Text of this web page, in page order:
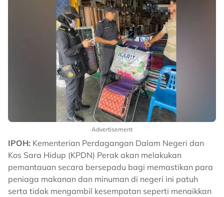
Advertisement
IPOH: Kementerian Perdagangan Dalam Negeri dan
Kos Sara Hidup (KPDN) Perak akan melakukan
pemantauan secara bersepadu bagi memastikan para
peniaga makanan dan minuman di negeri ini patuh
serta tidak mengambil kesempatan seperti menaikkan